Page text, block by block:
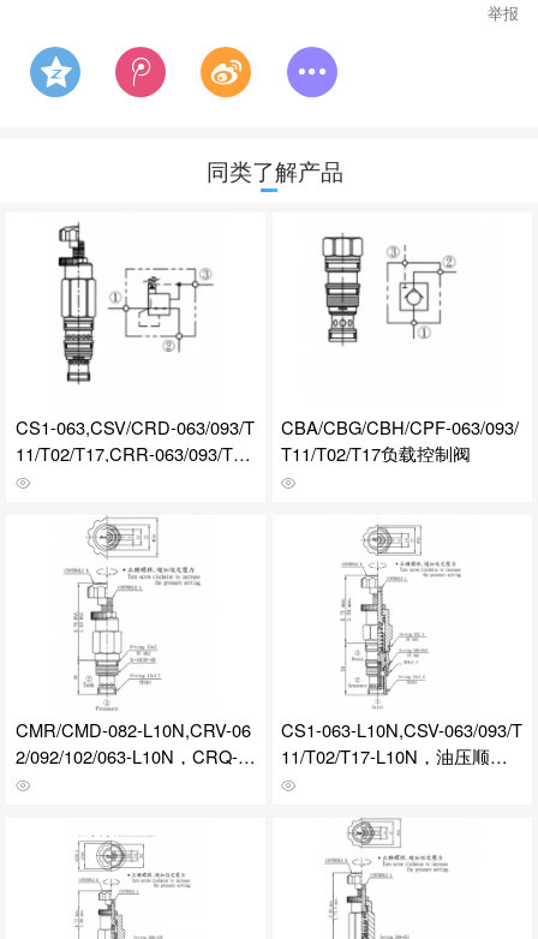
举报
同类了解产品
CS1-063,CSV/CRD-063/093/T
11/T02/T17,CRR-063/093/T11/
T02顺序/油压/压力控制阀
CBA/CBG/CBH/CPF-063/093/
T11/T02/T17负载控制阀
CMR/CMD-082-L10N,CRV-06
2/092/102/063-L10N，CRQ-06
2-L10N,CVR-T11/T02/T17/092
CS1-063-L10N,CSV-063/093/T
11/T02/T17-L10N，油压顺序
阀